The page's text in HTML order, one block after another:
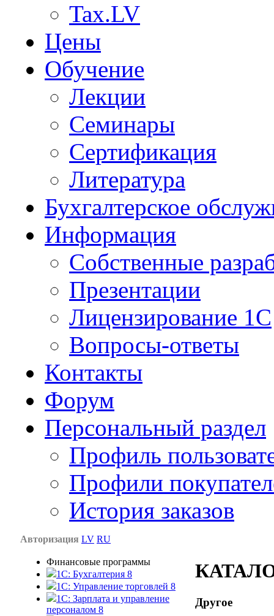
Tax.LV
Цены
Обучение
Лекции
Семинары
Сертификация
Литература
Бухгалтерское
Информация
Собственные
Презентации
Лицензирование 1С
Вопросы-ответы
Контакты
Форум
Персональный раздел
Профиль
Профили
История заказов
Авторизация LV RU
Финансовые программы
1С: Бухгалтерия 8
1C: Управление торговлей 8
1C: Зарплата и управление
персоналом 8
Другое